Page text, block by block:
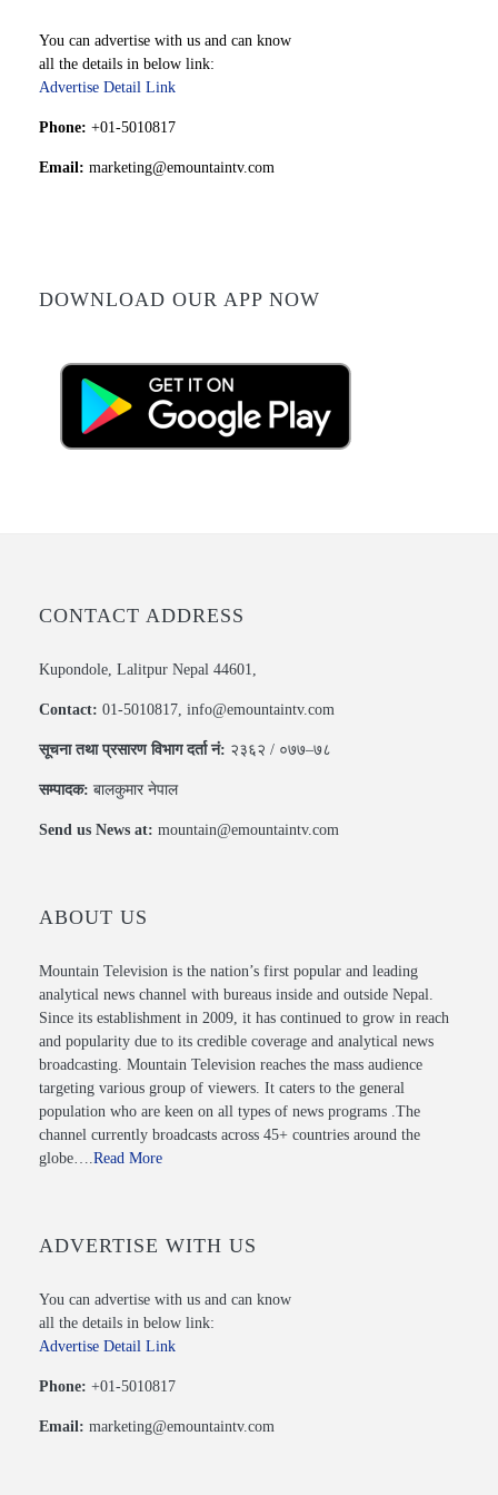
You can advertise with us and can know
all the details in below link:
Advertise Detail Link
Phone: +01-5010817
Email: marketing@emountaintv.com
DOWNLOAD OUR APP NOW
CONTACT ADDRESS
Kupondole, Lalitpur Nepal 44601,
Contact: 01-5010817, info@emountaintv.com
सूचना तथा प्रसारण विभाग दर्ता नं: २३६२ / ०७७–७८
सम्पादक: बालकुमार नेपाल
Send us News at: mountain@emountaintv.com
ABOUT US
Mountain Television is the nation’s first popular and leading
analytical news channel with bureaus inside and outside Nepal.
Since its establishment in 2009, it has continued to grow in reach
and popularity due to its credible coverage and analytical news
broadcasting. Mountain Television reaches the mass audience
targeting various group of viewers. It caters to the general
population who are keen on all types of news programs .The
channel currently broadcasts across 45+ countries around the
globe…. Read More
ADVERTISE WITH US
You can advertise with us and can know
all the details in below link:
Advertise Detail Link
Phone: +01-5010817
Email: marketing@emountaintv.com